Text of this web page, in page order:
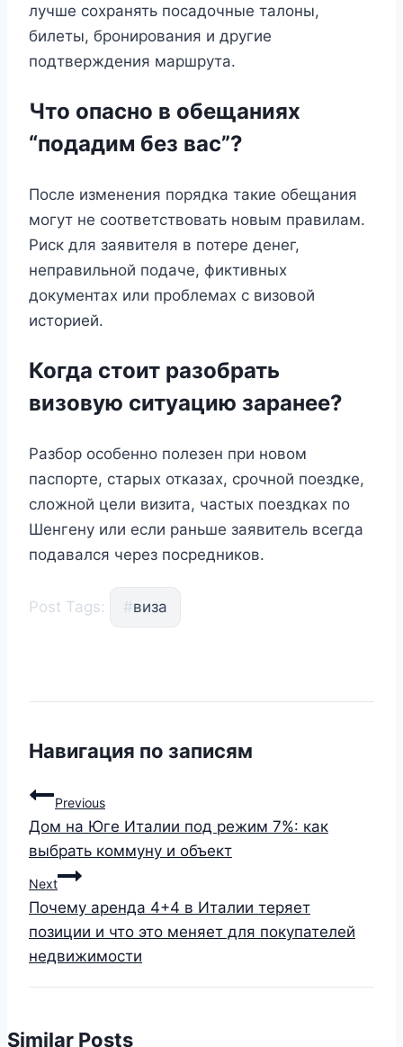
лучше сохранять посадочные талоны,
билеты, бронирования и другие
подтверждения маршрута.
Что опасно в обещаниях
“подадим без вас”?
После изменения порядка такие обещания
могут не соответствовать новым правилам.
Риск для заявителя в потере денег,
неправильной подаче, фиктивных
документах или проблемах с визовой
историей.
Когда стоит разобрать
визовую ситуацию заранее?
Разбор особенно полезен при новом
паспорте, старых отказах, срочной поездке,
сложной цели визита, частых поездках по
Шенгену или если раньше заявитель всегда
подавался через посредников.
Post Tags: #виза
Навигация по записям
Previous
Дом на Юге Италии под режим 7%: как
выбрать коммуну и объект
Next
Почему аренда 4+4 в Италии теряет
позиции и что это меняет для покупателей
недвижимости
Similar Posts